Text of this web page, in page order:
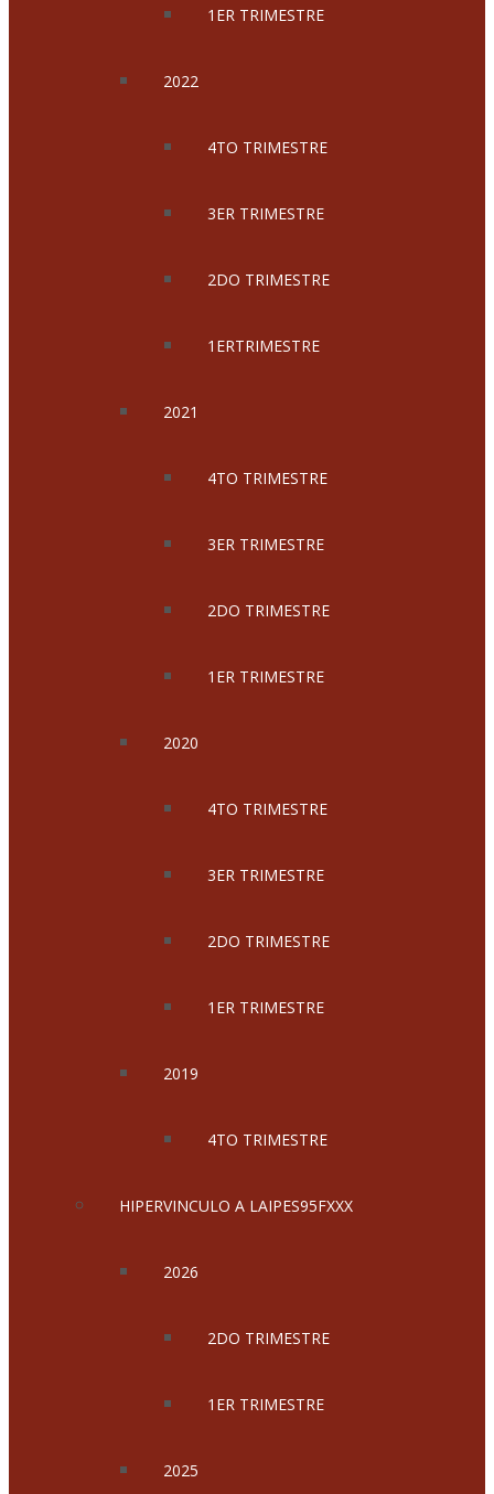
1ER TRIMESTRE
2022
4TO TRIMESTRE
3ER TRIMESTRE
2DO TRIMESTRE
1ERTRIMESTRE
2021
4TO TRIMESTRE
3ER TRIMESTRE
2DO TRIMESTRE
1ER TRIMESTRE
2020
4TO TRIMESTRE
3ER TRIMESTRE
2DO TRIMESTRE
1ER TRIMESTRE
2019
4TO TRIMESTRE
HIPERVINCULO A LAIPES95FXXX
2026
2DO TRIMESTRE
1ER TRIMESTRE
2025